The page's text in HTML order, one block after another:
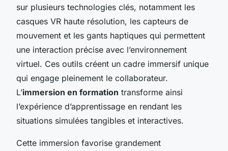
sur plusieurs technologies clés, notamment les
casques VR haute résolution, les capteurs de
mouvement et les gants haptiques qui permettent
une interaction précise avec l’environnement
virtuel. Ces outils créent un cadre immersif unique
qui engage pleinement le collaborateur.
L’immersion en formation transforme ainsi
l’expérience d’apprentissage en rendant les
situations simulées tangibles et interactives.
Cette immersion favorise grandement